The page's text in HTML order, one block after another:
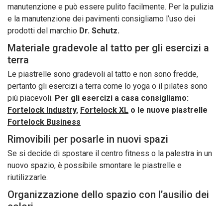
manutenzione e può essere pulito facilmente. Per la pulizia
e la manutenzione dei pavimenti consigliamo l’uso dei
prodotti del marchio Dr. Schutz.
Materiale gradevole al tatto per gli esercizi a
terra
Le piastrelle sono gradevoli al tatto e non sono fredde,
pertanto gli esercizi a terra come lo yoga o il pilates sono
più piacevoli. Per gli esercizi a casa consigliamo:
Fortelock Industry, Fortelock XL o le nuove piastrelle
Fortelock Business
Rimovibili per posarle in nuovi spazi
Se si decide di spostare il centro fitness o la palestra in un
nuovo spazio, è possibile smontare le piastrelle e
riutilizzarle.
Organizzazione dello spazio con l’ausilio dei